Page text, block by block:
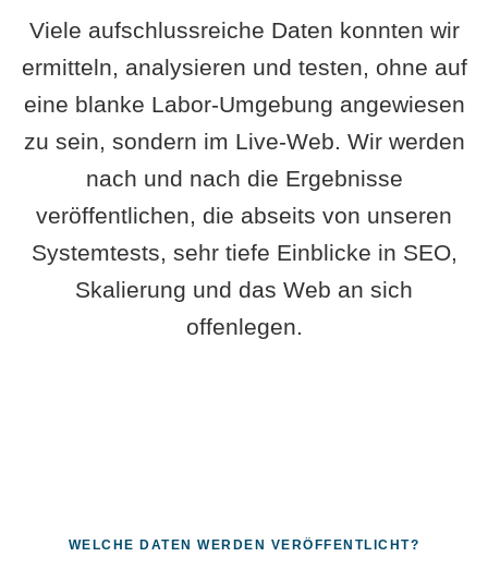
Viele aufschlussreiche Daten konnten wir
ermitteln, analysieren und testen, ohne auf
eine blanke Labor-Umgebung angewiesen
zu sein, sondern im Live-Web. Wir werden
nach und nach die Ergebnisse
veröffentlichen, die abseits von unseren
Systemtests, sehr tiefe Einblicke in SEO,
Skalierung und das Web an sich
offenlegen.
WELCHE DATEN WERDEN VERÖFFENTLICHT?